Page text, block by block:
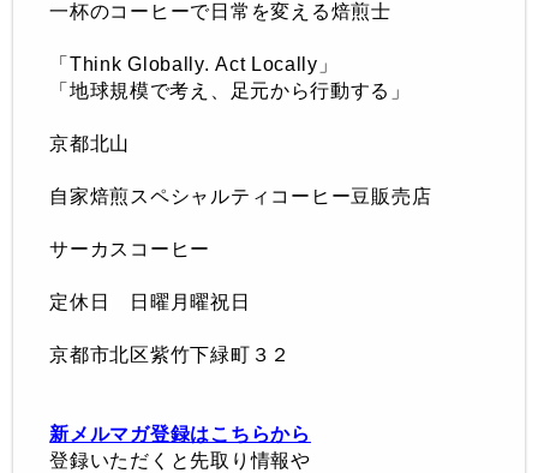
一杯のコーヒーで日常を変える焙煎士
「 Think Globally.Act Locally」
「地球規模で考え、足元から行動する 」
京都北山
自家焙煎スペシャルティコーヒー豆販売店
サーカスコーヒー
定休日 日曜月曜祝日
京都市北区紫竹下緑町３２
新メルマガ登録はこちらから
登録いただくと先取り情報や